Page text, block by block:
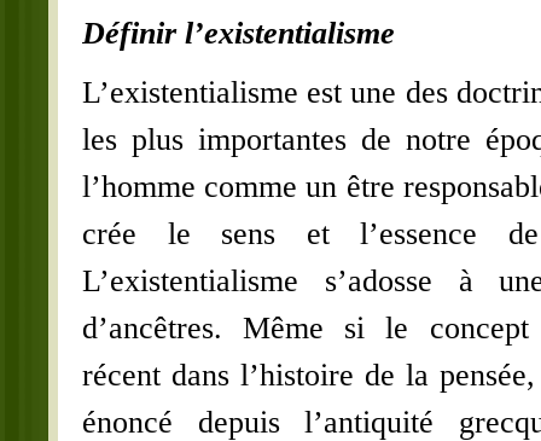
Définir l’existentialisme
L’existentialisme est une des
les plus importantes de notre
l’homme comme un être
crée le sens et l’essence
L’existentialisme s’adosse à
d’ancêtres. Même si le
récent dans l’histoire de la
énoncé depuis l’antiquité